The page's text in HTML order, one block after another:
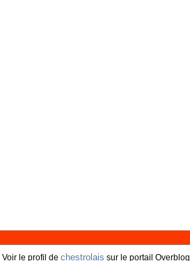
Voir le profil de chestrolais sur le portail Overblog